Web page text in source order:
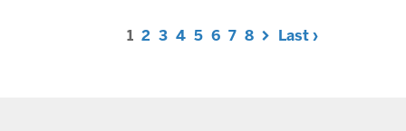
1 2 3 4 5 6 7 8 Last ›